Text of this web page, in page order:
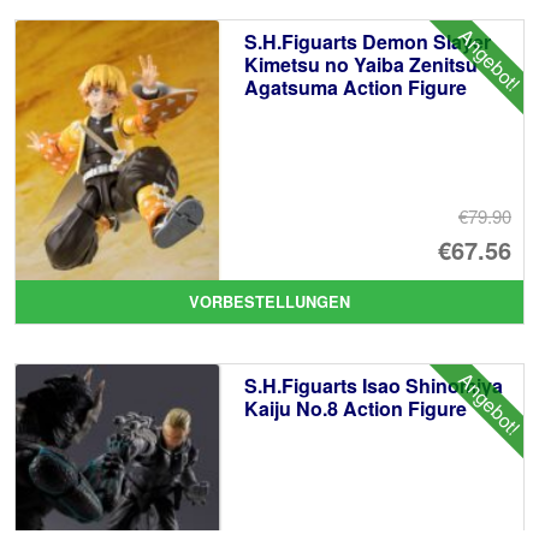
Angebot!
S.H.Figuarts Demon Slayer
Kimetsu no Yaiba Zenitsu
Agatsuma Action Figure
€79.90
€67.56
VORBESTELLUNGEN
Angebot!
S.H.Figuarts Isao Shinomiya
Kaiju No.8 Action Figure